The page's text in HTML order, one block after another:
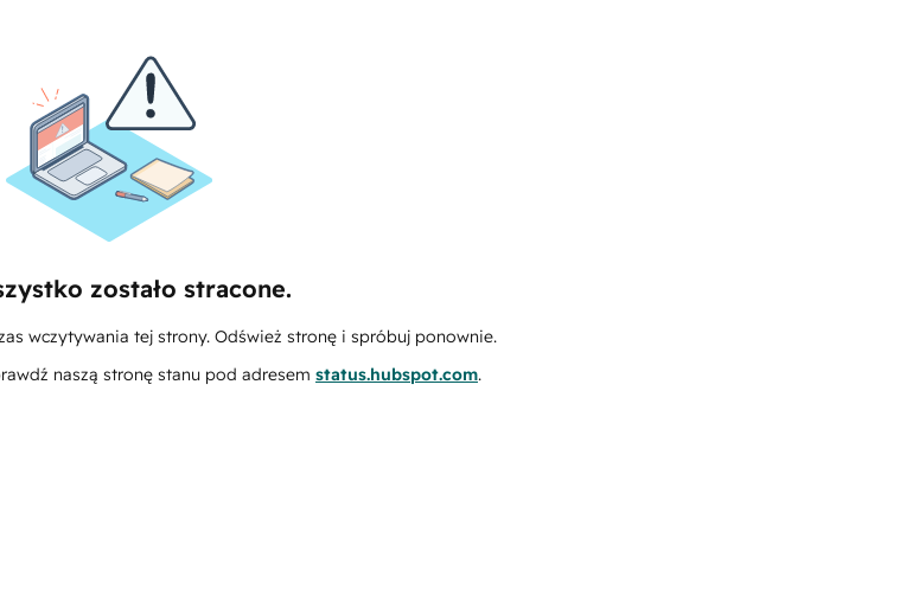
zostało stracone.
wczytywania tej strony. Odśwież stronę i spróbuj ponownie.
naszą stronę stanu pod adresem status.hubspot.com.